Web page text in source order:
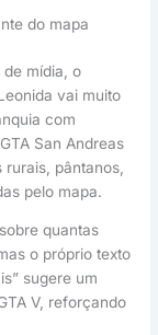
do mapa
mídia, o
vai muito
com
San Andreas
pântanos,
pelo mapa.
quantas
o próprio texto
sugere um
V, reforçando